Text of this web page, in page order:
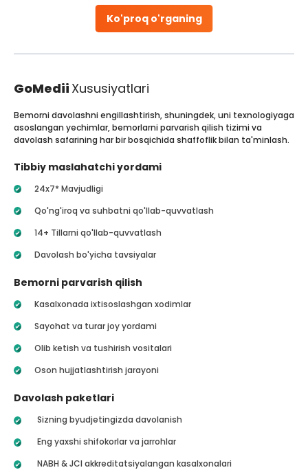
Ko'proq o'rganing
GoMedii Xususiyatlari
Bemorni davolashni engillashtirish, shuningdek, uni texnologiyaga
asoslangan yechimlar, bemorlarni parvarish qilish tizimi va
davolash safarining har bir bosqichida shaffoflik bilan ta'minlash.
Tibbiy maslahatchi yordami
24x7* Mavjudligi
Qo'ng'iroq va suhbatni qo'llab-quvvatlash
14+ Tillarni qo'llab-quvvatlash
Davolash bo'yicha tavsiyalar
Bemorni parvarish qilish
Kasalxonada ixtisoslashgan xodimlar
Sayohat va turar joy yordami
Olib ketish va tushirish vositalari
Oson hujjatlashtirish jarayoni
Davolash paketlari
Sizning byudjetingizda davolanish
Eng yaxshi shifokorlar va jarrohlar
NABH & JCI akkreditatsiyalangan kasalxonalari